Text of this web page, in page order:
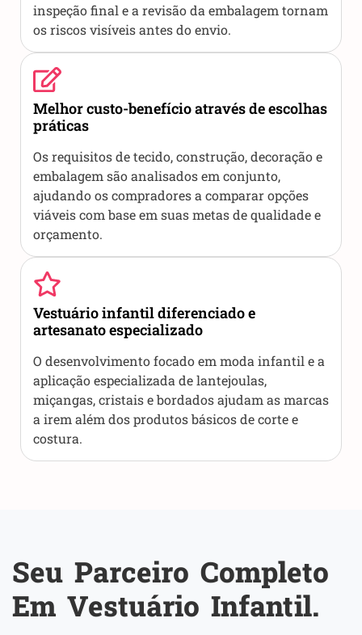
inspeção final e a revisão da embalagem tornam
os riscos visíveis antes do envio.
Melhor custo-benefício através de escolhas
práticas
Os requisitos de tecido, construção, decoração e
embalagem são analisados em conjunto,
ajudando os compradores a comparar opções
viáveis com base em suas metas de qualidade e
orçamento.
Vestuário infantil diferenciado e
artesanato especializado
O desenvolvimento focado em moda infantil e a
aplicação especializada de lantejoulas,
miçangas, cristais e bordados ajudam as marcas
a irem além dos produtos básicos de corte e
costura.
Seu Parceiro Completo
Em Vestuário Infantil.